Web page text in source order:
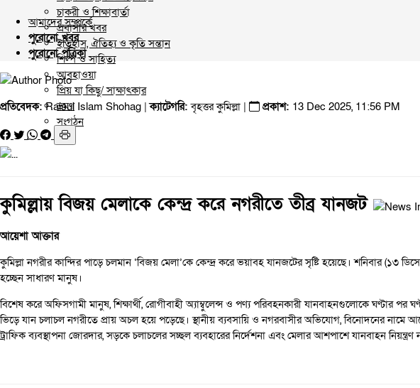
চাকরী ও শিক্ষাবার্তা
প্রবাসীর খবর
ইতিহাস, ঐতিহ্য ও কৃতি সন্তান
শিল্প ও সাহিত্য
আবহাওয়া
প্রিয় যা কিছু/ সাক্ষাৎকার
ভ্রমণ
সংগঠন
আমাদের সম্পর্কে
পুরোনো খবর
পুরোনো পত্রিকা
প্রতিবেদক:Raisul Islam Shohag |ক্যাটেগরি:বৃহত্তর কুমিল্লা | প্রকাশ: 13 Dec 2025, 11:56 PM
কুমিল্লায় বিজয় মেলাকে কেন্দ্র করে নগরীতে তীব্র যানজট
আয়েশা আক্তার
কুমিল্লা নগরীর কান্দির পাড়ে চলমান ‘বিজয় মেলা’কে কেন্দ্র করে ভয়াবহ যানজটের সৃষ্টি হয়েছে। শনিবার
হচ্ছেন সাধারণ মানুষ।
বিশেষ করে অফিসগামী মানুষ, শিক্ষার্থী, রোগীবাহী অ্যাম্বুলেন্স ও পণ্য পরিবহনকারী যানবাহনগুলোকে ঘণ্টার
ভিড়ে যান চলাচল নগরীতে প্রায় অচল হয়ে পড়েছে। স্থানীয় ব্যবসায়ি ও নগরবাসীর অভিযোগ, বিনোদনের
ট্রাফিক ব্যবস্থাপনা জোরদার, সড়কে চলাচলের সচ্ছল ব্যবহারের নির্দেশনা এবং মেলার আশপাশে যানবাহন